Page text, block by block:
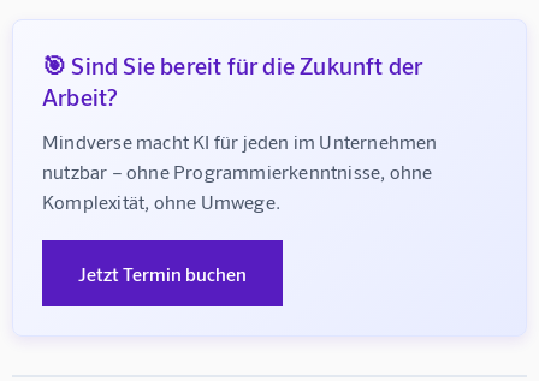
🎯 Sind Sie bereit für die Zukunft der
Arbeit?
Mindverse macht KI für jeden im Unternehmen
nutzbar – ohne Programmierkenntnisse, ohne
Komplexität, ohne Umwege.
Jetzt Termin buchen